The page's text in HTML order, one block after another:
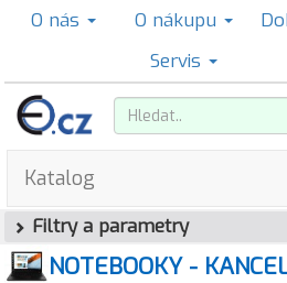
O nás O nákupu
Servis
Katalog
Filtry a parametry
NOTEBOOKY -